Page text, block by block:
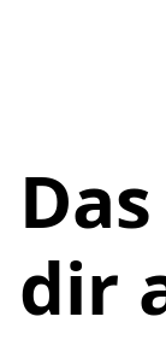
dir